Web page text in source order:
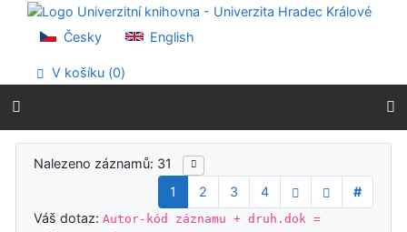
Přejít na obsah
Přejít na menu
Prohlášení o webové přístupnosti
Česky English
V košíku (0)
Výsledky vyhledávání
Nalezeno záznamů: 31
1
2 3 4
#
Váš dotaz:Autor-kód záznamu + druh.dok =